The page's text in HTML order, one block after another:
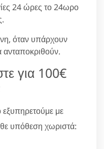
24 ώρες το 24ωρο
όταν υπάρχουν
ανταποκριθούν.
για 100€
με
υπόθεση χωριστά: